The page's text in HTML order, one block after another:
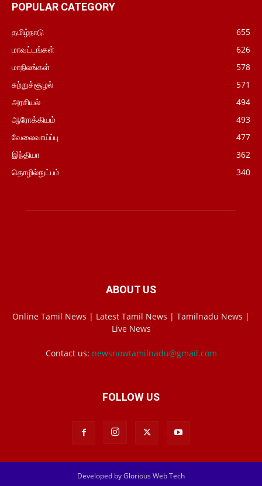
POPULAR CATEGORY
தமிழ்நாடு
655
மாவட்டங்கள்
626
மாநிலங்கள்
578
சுற்றுச்சூழல்
571
அரசியல்
494
ஆரோக்கியம்
493
வேலைவாய்ப்பு
477
இந்தியா
362
தொழில்நுட்பம்
340
ABOUT US
Online Tamil News | Latest Tamil News | Tamilnadu News |
Live News
Contact us: newsnowtamilnadu@gmail.com
FOLLOW US
Developed by Glorious Web Tech